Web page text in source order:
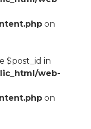
on
$post_id in
web-
on